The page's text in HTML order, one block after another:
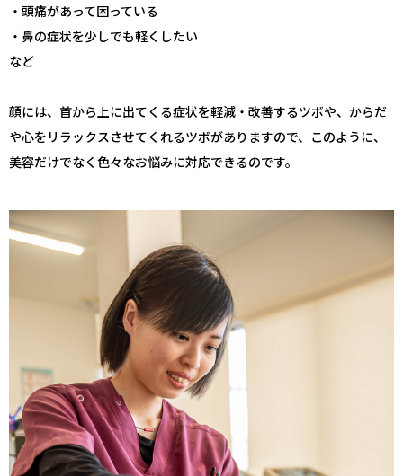
・頭痛があって困っている
・鼻の症状を少しでも軽くしたい
など
顔には、首から上に出てくる症状を軽減・改善するツボや、からだ
や心をリラックスさせてくれるツボがありますので、このように、
美容だけでなく色々なお悩みに対応できるのです。